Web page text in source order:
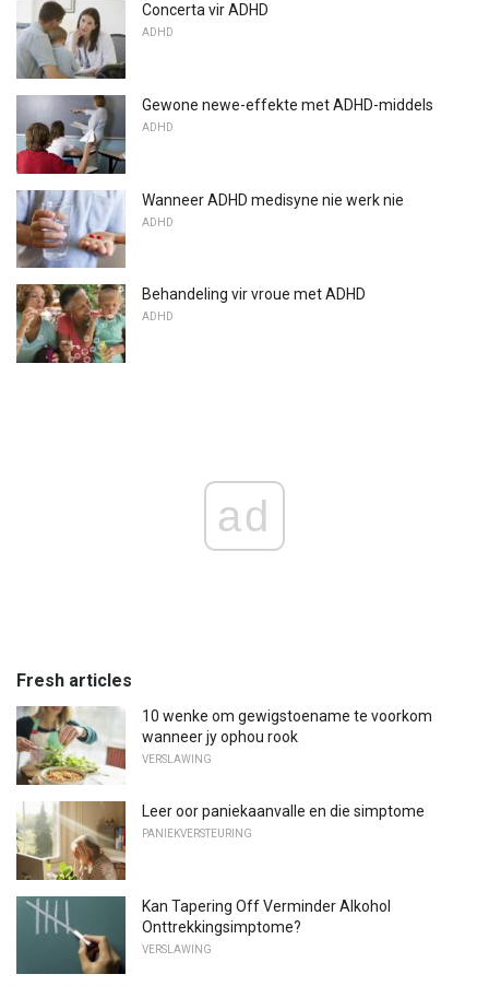
Concerta vir ADHD
ADHD
Gewone newe-effekte met ADHD-middels
ADHD
Wanneer ADHD medisyne nie werk nie
ADHD
Behandeling vir vroue met ADHD
ADHD
ad
Fresh articles
10 wenke om gewigstoename te voorkom
wanneer jy ophou rook
VERSLAWING
Leer oor paniekaanvalle en die simptome
PANIEKVERSTEURING
Kan Tapering Off Verminder Alkohol
Onttrekkingsimptome?
VERSLAWING